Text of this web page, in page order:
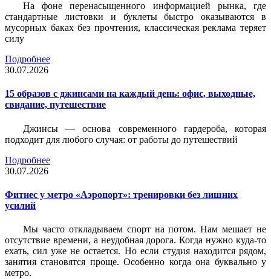
На фоне перенасыщенного информацией рынка, где
стандартные листовки и буклеты быстро оказываются в
мусорных баках без прочтения, классическая реклама теряет
силу
Подробнее
30.07.2026
15 образов с джинсами на каждый день: офис, выходные,
свидание, путешествие
Джинсы — основа современного гардероба, которая
подходит для любого случая: от работы до путешествий
Подробнее
30.07.2026
Фитнес у метро «Аэропорт»: тренировки без лишних
усилий
Мы часто откладываем спорт на потом. Нам мешает не
отсутствие времени, а неудобная дорога. Когда нужно куда-то
ехать, сил уже не остается. Но если студия находится рядом,
занятия становятся проще. Особенно когда она буквально у
метро.